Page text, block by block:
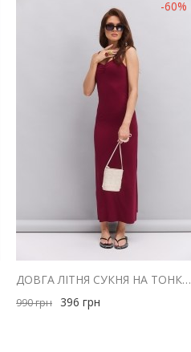
-60%
ДОВГА ЛІТНЯ СУКНЯ НА ТОНКИХ БРЕТЕЛЯХ БОРДОВА З ДРАПІРУВАННЯМ НА ГРУДЯХ
990грн 396 грн